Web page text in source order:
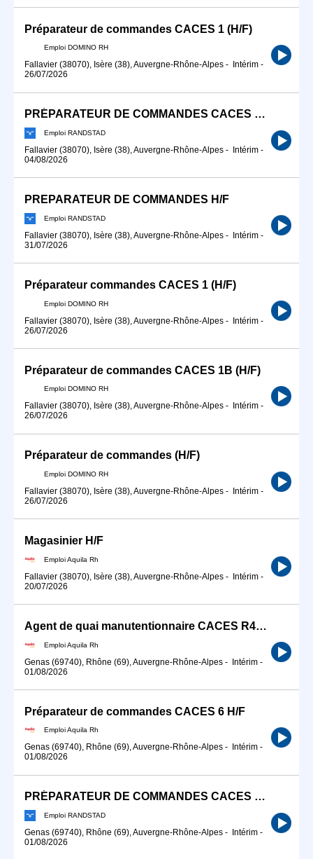
Préparateur de commandes CACES 1 (H/F)
Emploi DOMINO RH
Fallavier (38070), Isère (38), Auvergne-Rhône-Alpes - Intérim -
26/07/2026
PRÉPARATEUR DE COMMANDES CACES 1 (F/H)
Emploi RANDSTAD
Fallavier (38070), Isère (38), Auvergne-Rhône-Alpes - Intérim -
04/08/2026
PREPARATEUR DE COMMANDES H/F
Emploi RANDSTAD
Fallavier (38070), Isère (38), Auvergne-Rhône-Alpes - Intérim -
31/07/2026
Préparateur commandes CACES 1 (H/F)
Emploi DOMINO RH
Fallavier (38070), Isère (38), Auvergne-Rhône-Alpes - Intérim -
26/07/2026
Préparateur de commandes CACES 1B (H/F)
Emploi DOMINO RH
Fallavier (38070), Isère (38), Auvergne-Rhône-Alpes - Intérim -
26/07/2026
Préparateur de commandes (H/F)
Emploi DOMINO RH
Fallavier (38070), Isère (38), Auvergne-Rhône-Alpes - Intérim -
26/07/2026
Magasinier H/F
Emploi Aquila Rh
Fallavier (38070), Isère (38), Auvergne-Rhône-Alpes - Intérim -
20/07/2026
Agent de quai manutentionnaire CACES R485 - CAT 2 H/F
Emploi Aquila Rh
Genas (69740), Rhône (69), Auvergne-Rhône-Alpes - Intérim -
01/08/2026
Préparateur de commandes CACES 6 H/F
Emploi Aquila Rh
Genas (69740), Rhône (69), Auvergne-Rhône-Alpes - Intérim -
01/08/2026
PRÉPARATEUR DE COMMANDES CACES 1 ET 6 (F/H)
Emploi RANDSTAD
Genas (69740), Rhône (69), Auvergne-Rhône-Alpes - Intérim -
01/08/2026